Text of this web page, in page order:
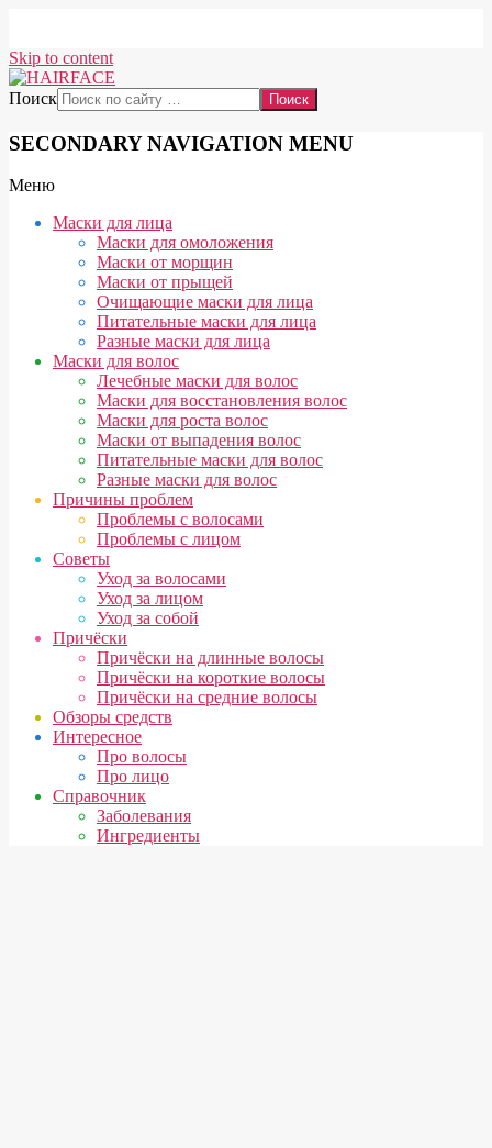
Skip to content
Поиск
SECONDARY NAVIGATION MENU
Меню
Маски для лица
Маски для омоложения
Маски от морщин
Маски от прыщей
Очищающие маски для лица
Питательные маски для лица
Разные маски для лица
Маски для волос
Лечебные маски для волос
Маски для восстановления волос
Маски для роста волос
Маски от выпадения волос
Питательные маски для волос
Разные маски для волос
Причины проблем
Проблемы с волосами
Проблемы с лицом
Советы
Уход за волосами
Уход за лицом
Уход за собой
Причёски
Причёски на длинные волосы
Причёски на короткие волосы
Причёски на средние волосы
Обзоры средств
Интересное
Про волосы
Про лицо
Справочник
Заболевания
Ингредиенты